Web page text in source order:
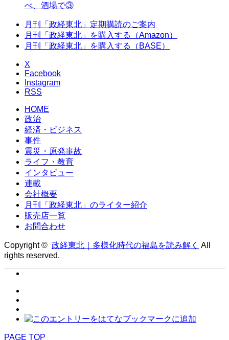
べ、酒場で③
月刊「政経東北」定期購読のご案内
月刊「政経東北」を購入する（Amazon）
月刊「政経東北」を購入する（BASE）
X
Facebook
Instagram
RSS
HOME
政治
経済・ビジネス
事件
震災・原発事故
ライフ・教育
インタビュー
連載
会社概要
月刊「政経東北」のライター紹介
販売店一覧
お問合わせ
Copyright © 政経東北｜多様化時代の福島を読み解く All
rights reserved.
PAGE TOP